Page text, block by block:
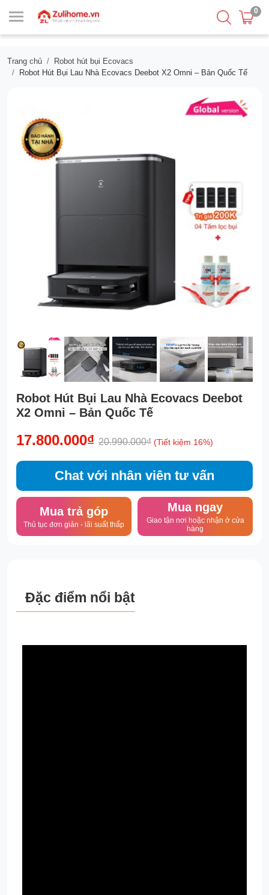
0
Trang chủ
Robot hút bụi Ecovacs
Robot Hút Bụi Lau Nhà Ecovacs Deebot X2 Omni – Bản Quốc Tế
Robot Hút Bụi Lau Nhà Ecovacs Deebot
X2 Omni – Bản Quốc Tế
17.800.000₫ 20.990.000₫ (Tiết kiệm 16%)
Chat với nhân viên tư vấn
Mua trả góp
Thủ tục đơn giản - lãi suất thấp
Mua ngay
Giao tận nơi hoặc nhận ở cửa
hàng
Đặc điểm nổi bật